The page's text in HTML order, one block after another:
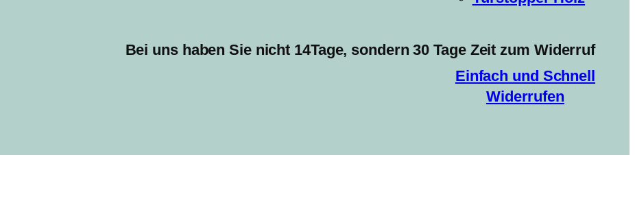
Bei uns haben Sie nicht 14Tage, sondern 30 Tage Zeit zum Widerruf
Einfach und Schnell
Widerrufen